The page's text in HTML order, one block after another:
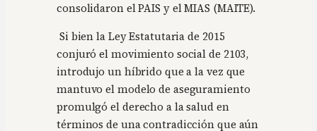
consolidaron el PAIS y el MIAS (MAITE).
Si bien la Ley Estatutaria de 2015
conjuró el movimiento social de 2103,
introdujo un híbrido que a la vez que
mantuvo el modelo de aseguramiento
promulgó el derecho a la salud en
términos de una contradicción que aún